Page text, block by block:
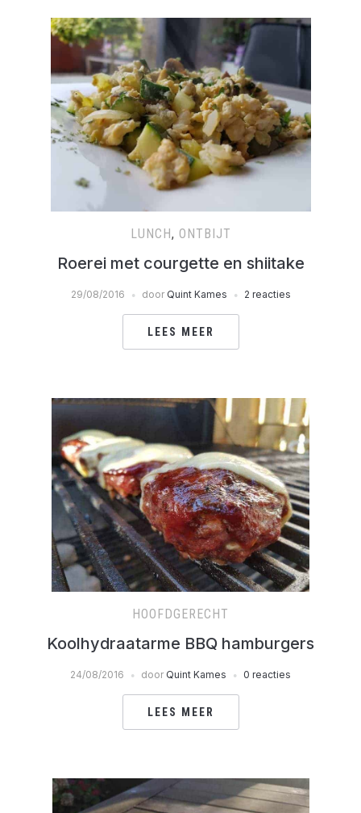
LUNCH, ONTBIJT
Roerei met courgette en shiitake
29/08/2016 door Quint Kames 2 reacties
LEES MEER
HOOFDGERECHT
Koolhydraatarme BBQ hamburgers
24/08/2016 door Quint Kames 0 reacties
LEES MEER